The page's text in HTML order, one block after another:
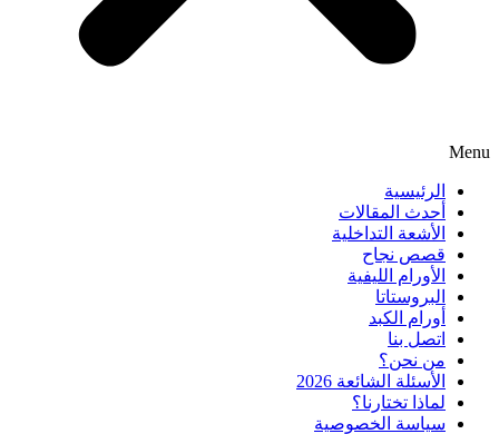
Menu
الرئيسية
أحدث المقالات
الأشعة التداخلية
قصص نجاح
الأورام الليفية
البروستاتا
أورام الكبد
اتصل بنا
من نحن؟
الأسئلة الشائعة 2026
لماذا تختارنا؟
سياسة الخصوصية